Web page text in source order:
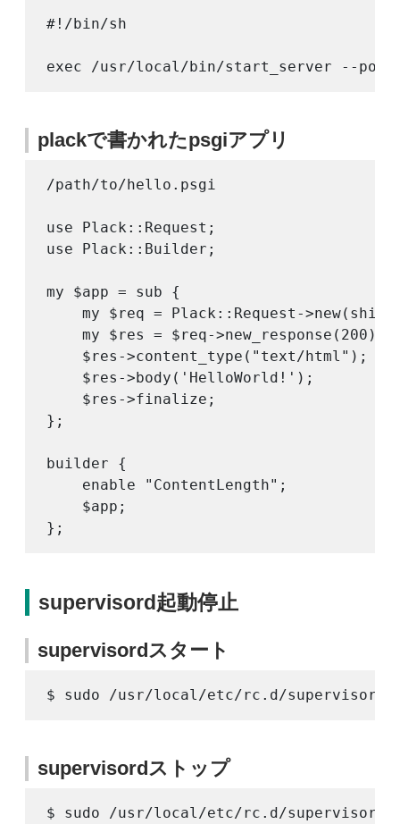
#!/bin/sh
plackで書かれたpsgiアプリ
/path/to/hello.psgi
use Plack::Request;
use Plack::Builder;
my $app = sub {
my $req = Plack::Request-
    my $res = $req->new_response(200);
    $res->content_type("text/html");
    $res->body('HelloWorld!');
    $res->finalize;
};
builder {
    enable "ContentLength";
    $app;
supervisord起動停止
supervisordスタート
supervisordストップ